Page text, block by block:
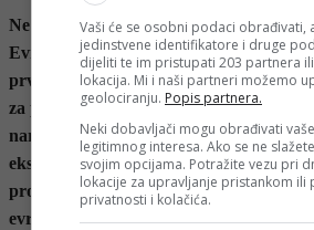
Ne propustite nastupe reprezentacije
Evropskom
prvenstvu u mininogometu i budite uz
za plasman u
narednu fazu takmičenja. Sve utakmice
ekskluzivno u
programu FACE TV, uz vrhunsku
evropski sportski
Vaši će se osobni podaci obrađivati,
jedinstvene identifikatore i druge
dijeliti te im pristupati 203 partnera
lokacija. Mi i naši partneri možemo
geolociranju. Popis partnera.
Neki dobavljači mogu obrađivati
legitimnog interesa. Ako se ne
svojim opcijama. Potražite vezu pri
lokacije za upravljanje pristankom
privatnosti i kolačića.